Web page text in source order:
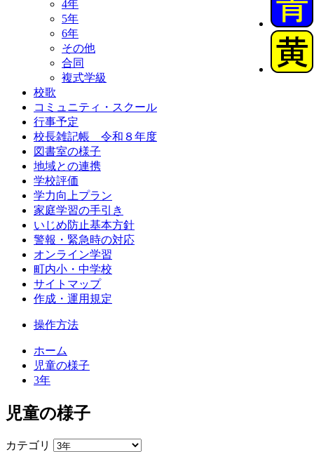
4年
5年
6年
その他
合同
複式学級
校歌
コミュニティ・スクール
行事予定
校長雑記帳 令和８年度
図書室の様子
地域との連携
学校評価
学力向上プラン
家庭学習の手引き
いじめ防止基本方針
警報・緊急時の対応
オンライン学習
町内小・中学校
サイトマップ
作成・運用規定
操作方法
ホーム
児童の様子
3年
児童の様子
カテゴリ